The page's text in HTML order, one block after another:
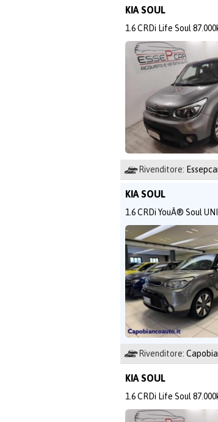
KIA SOUL
1.6 CRDi Life Soul
Rivenditore:
KIA SOUL
1.6 CRDi YouÂ® Soul
Rivenditore:
KIA SOUL
1.6 CRDi Life Soul